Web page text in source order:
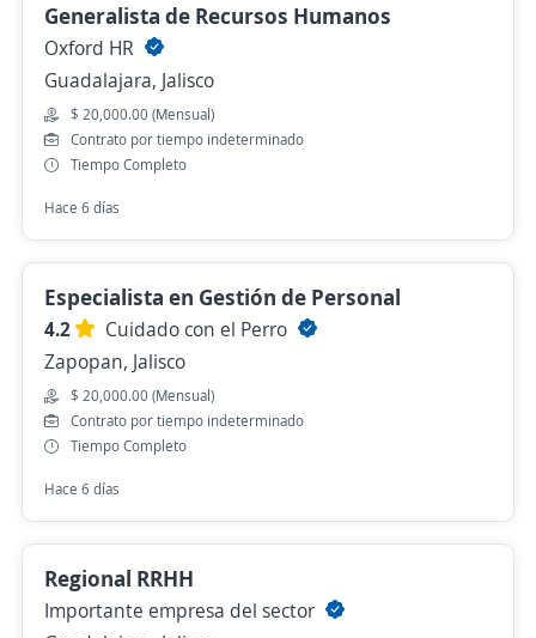
Generalista de Recursos Humanos
Oxford HR
Guadalajara, Jalisco
$ 20,000.00 (Mensual)
Contrato por tiempo indeterminado
Tiempo Completo
Hace 6 días
Especialista en Gestión de Personal
4.2
Cuidado con el Perro
Zapopan, Jalisco
$ 20,000.00 (Mensual)
Contrato por tiempo indeterminado
Tiempo Completo
Hace 6 días
Regional RRHH
Importante empresa del sector